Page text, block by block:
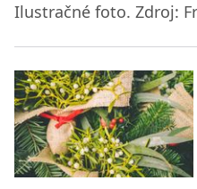
Ilustračné foto. Zdroj: